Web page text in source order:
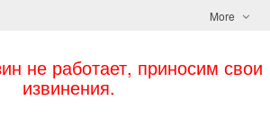
More
не работает, приносим свои
извинения.